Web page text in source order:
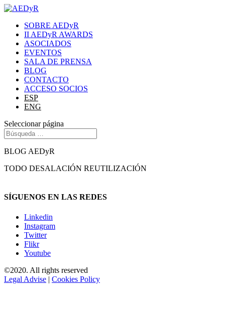
SOBRE AEDyR
II AEDyR AWARDS
ASOCIADOS
EVENTOS
SALA DE PRENSA
BLOG
CONTACTO
ACCESO SOCIOS
ESP
ENG
Seleccionar página
BLOG AEDyR
TODO DESALACIÓN REUTILIZACIÓN
SÍGUENOS EN LAS REDES
Linkedin
Instagram
Twitter
Flikr
Youtube
©2020. All rights reserved
Legal Advise | Cookies Policy